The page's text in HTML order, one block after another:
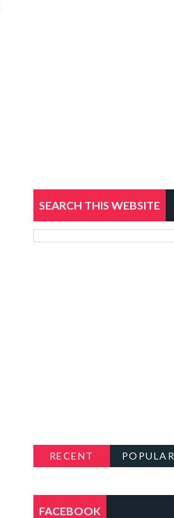
SEARCH THIS WEBSITE
RECENT POPULAR
FACEBOOK